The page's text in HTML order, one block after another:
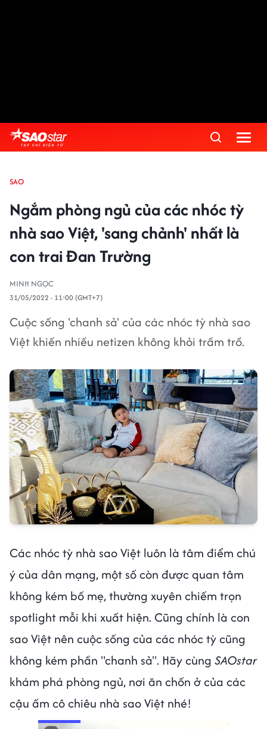
SAO
Ngắm phòng ngủ của các nhóc tỳ
nhà sao Việt, 'sang chảnh' nhất là
con trai Đan Trường
MINH NGỌC
31/05/2022 - 11:00 (GMT+7)
Cuộc sống 'chanh sả' của các nhóc tỳ nhà sao
Việt khiến nhiều netizen không khỏi trầm trồ.
Các nhóc tỳ nhà sao Việt luôn là tâm điểm chú
ý của dân mạng, một số còn được quan tâm
không kém bố mẹ, thường xuyên chiếm trọn
spotlight mỗi khi xuất hiện. Cũng chính là con
sao Việt nên cuộc sống của các nhóc tỳ cũng
không kém phần "chanh sả". Hãy cùng SAOstar
khám phá phòng ngủ, nơi ăn chốn ở của các
cậu ấm cô chiêu nhà sao Việt nhé!